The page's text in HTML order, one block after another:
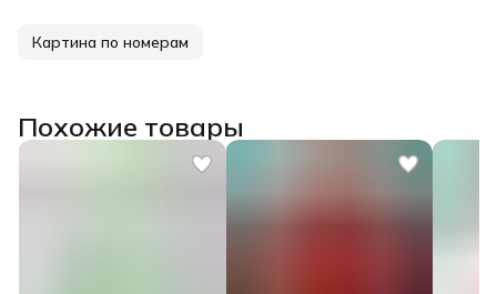
Картина по номерам
Похожие товары